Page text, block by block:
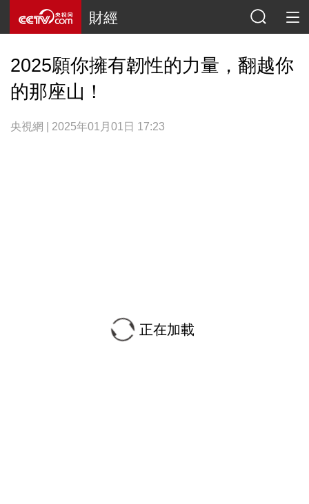
財經
2025願你擁有韌性的力量，翻越你
的那座山！
央視網 | 2025年01月01日 17:23
正在加載